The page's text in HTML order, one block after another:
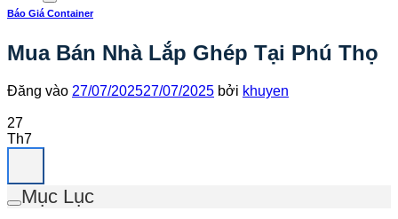
Báo Giá Container
Mua Bán Nhà Lắp Ghép Tại Phú Thọ
Đăng vào 27/07/202527/07/2025 bởi khuyen
27
Th7
Mục Lục